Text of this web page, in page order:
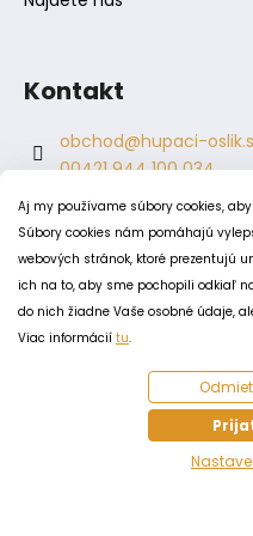
Aj my používame súbory cookies,
Súbory cookies nám pomáhajú
webových stránok, ktoré prezentujú
ich na to, aby sme pochopili odkiaľ
do nich žiadne Vaše osobné údaje,
Viac informácií tu.
Kontakt
obchod@hupaci-
00421 944 100 034
00421 944 904 704
hupaci.oslik
dagmar.juricova
PODMIENKY
Odstúpenie od zmluvy
Zásady spracovania a
Zásady používania